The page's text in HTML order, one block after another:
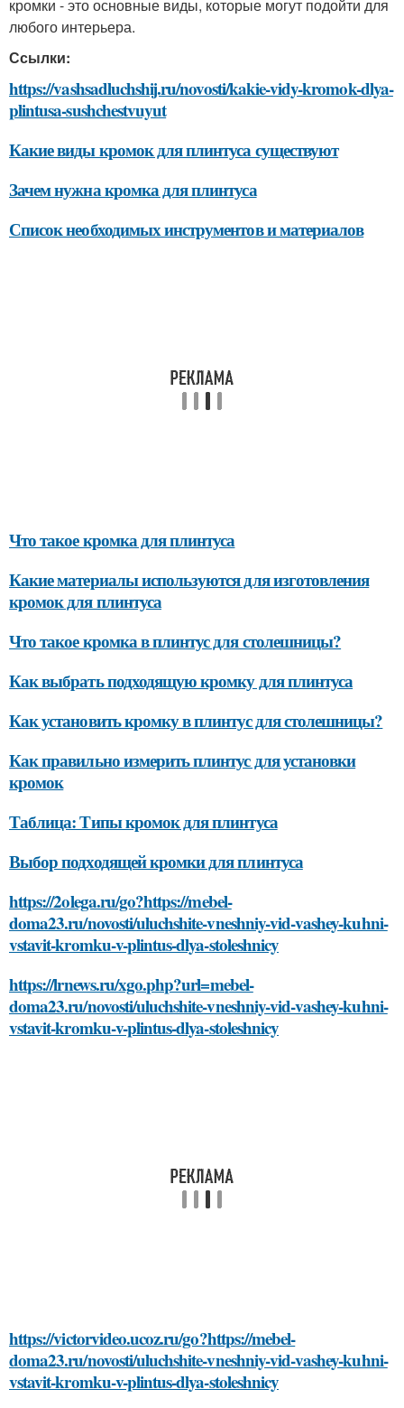
кромки - это основные виды, которые могут подойти для
любого интерьера.
Ссылки:
https://vashsadluchshij.ru/novosti/kakie-vidy-kromok-dlya-
plintusa-sushchestvuyut
Какие виды кромок для плинтуса существуют
Зачем нужна кромка для плинтуса
Список необходимых инструментов и материалов
Что такое кромка для плинтуса
Какие материалы используются для изготовления
кромок для плинтуса
Что такое кромка в плинтус для столешницы?
Как выбрать подходящую кромку для плинтуса
Как установить кромку в плинтус для столешницы?
Как правильно измерить плинтус для установки
кромок
Таблица: Типы кромок для плинтуса
Выбор подходящей кромки для плинтуса
https://2olega.ru/go?https://mebel-
doma23.ru/novosti/uluchshite-vneshniy-vid-vashey-kuhni-
vstavit-kromku-v-plintus-dlya-stoleshnicy
https://lrnews.ru/xgo.php?url=mebel-
doma23.ru/novosti/uluchshite-vneshniy-vid-vashey-kuhni-
vstavit-kromku-v-plintus-dlya-stoleshnicy
https://victorvideo.ucoz.ru/go?https://mebel-
doma23.ru/novosti/uluchshite-vneshniy-vid-vashey-kuhni-
vstavit-kromku-v-plintus-dlya-stoleshnicy